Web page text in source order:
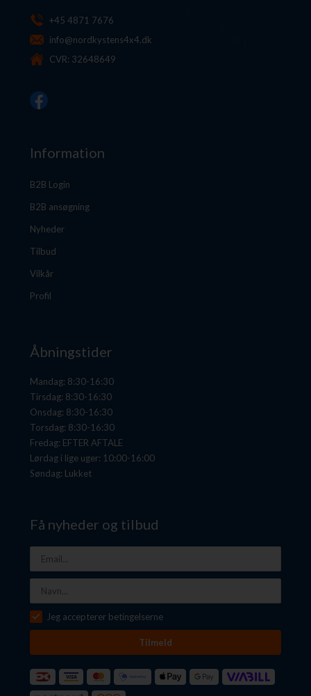
+45 4871 7676
info@nordkystens4x4.dk
CVR: 32648649
Information
B2B Login
B2B ansøgning
Nyheder
Tilbud
Vilkår
Profil
Åbningstider
Mandag: 8:30-16:30
Tirsdag: 8:30-16:30
Onsdag: 8:30-16:30
Torsdag: 8:30-16:30
Fredag: EFTER AFTALE
Lørdag i lige uger: 10:00-16:00
Søndag: Lukket
Få nyheder og tilbud
Jeg accepterer betingelserne